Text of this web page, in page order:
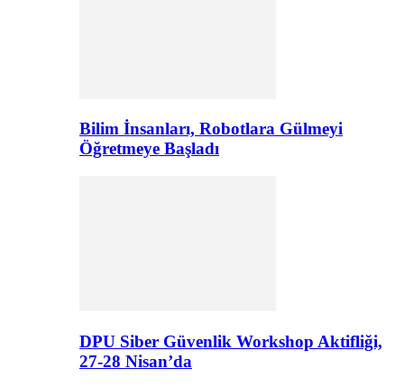
Bilim İnsanları, Robotlara Gülmeyi
Öğretmeye Başladı
DPU Siber Güvenlik Workshop Aktifliği,
27-28 Nisan’da